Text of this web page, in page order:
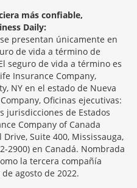
más confiable,
Daily:
presentan únicamente en
de vida a término de
seguro de vida a término es
Insurance Company,
NY en el estado de Nueva
Oficinas ejecutivas:
jurisdicciones de Estados
Company of Canada
Suite 400, Mississauga,
2900) en Canadá. Nombrada
la tercera compañía
agosto de 2022.